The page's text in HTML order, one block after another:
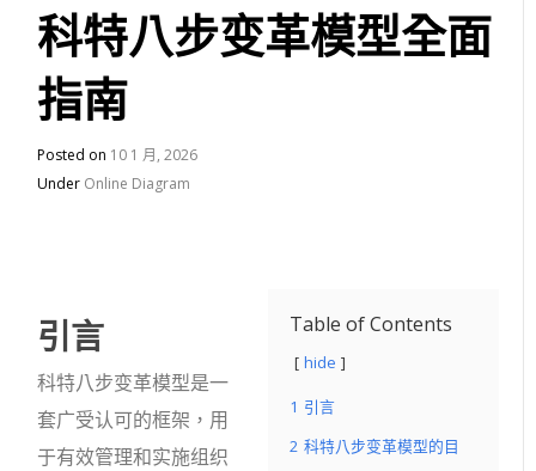
科特八步变革模型全面
指南
Posted on 10 1 月, 2026
Under Online Diagram
Table of Contents
hide
1 引言
2 科特八步变革模型的目
引言
科特八步变革模型是一
套广受认可的框架，用
于有效管理和实施组织